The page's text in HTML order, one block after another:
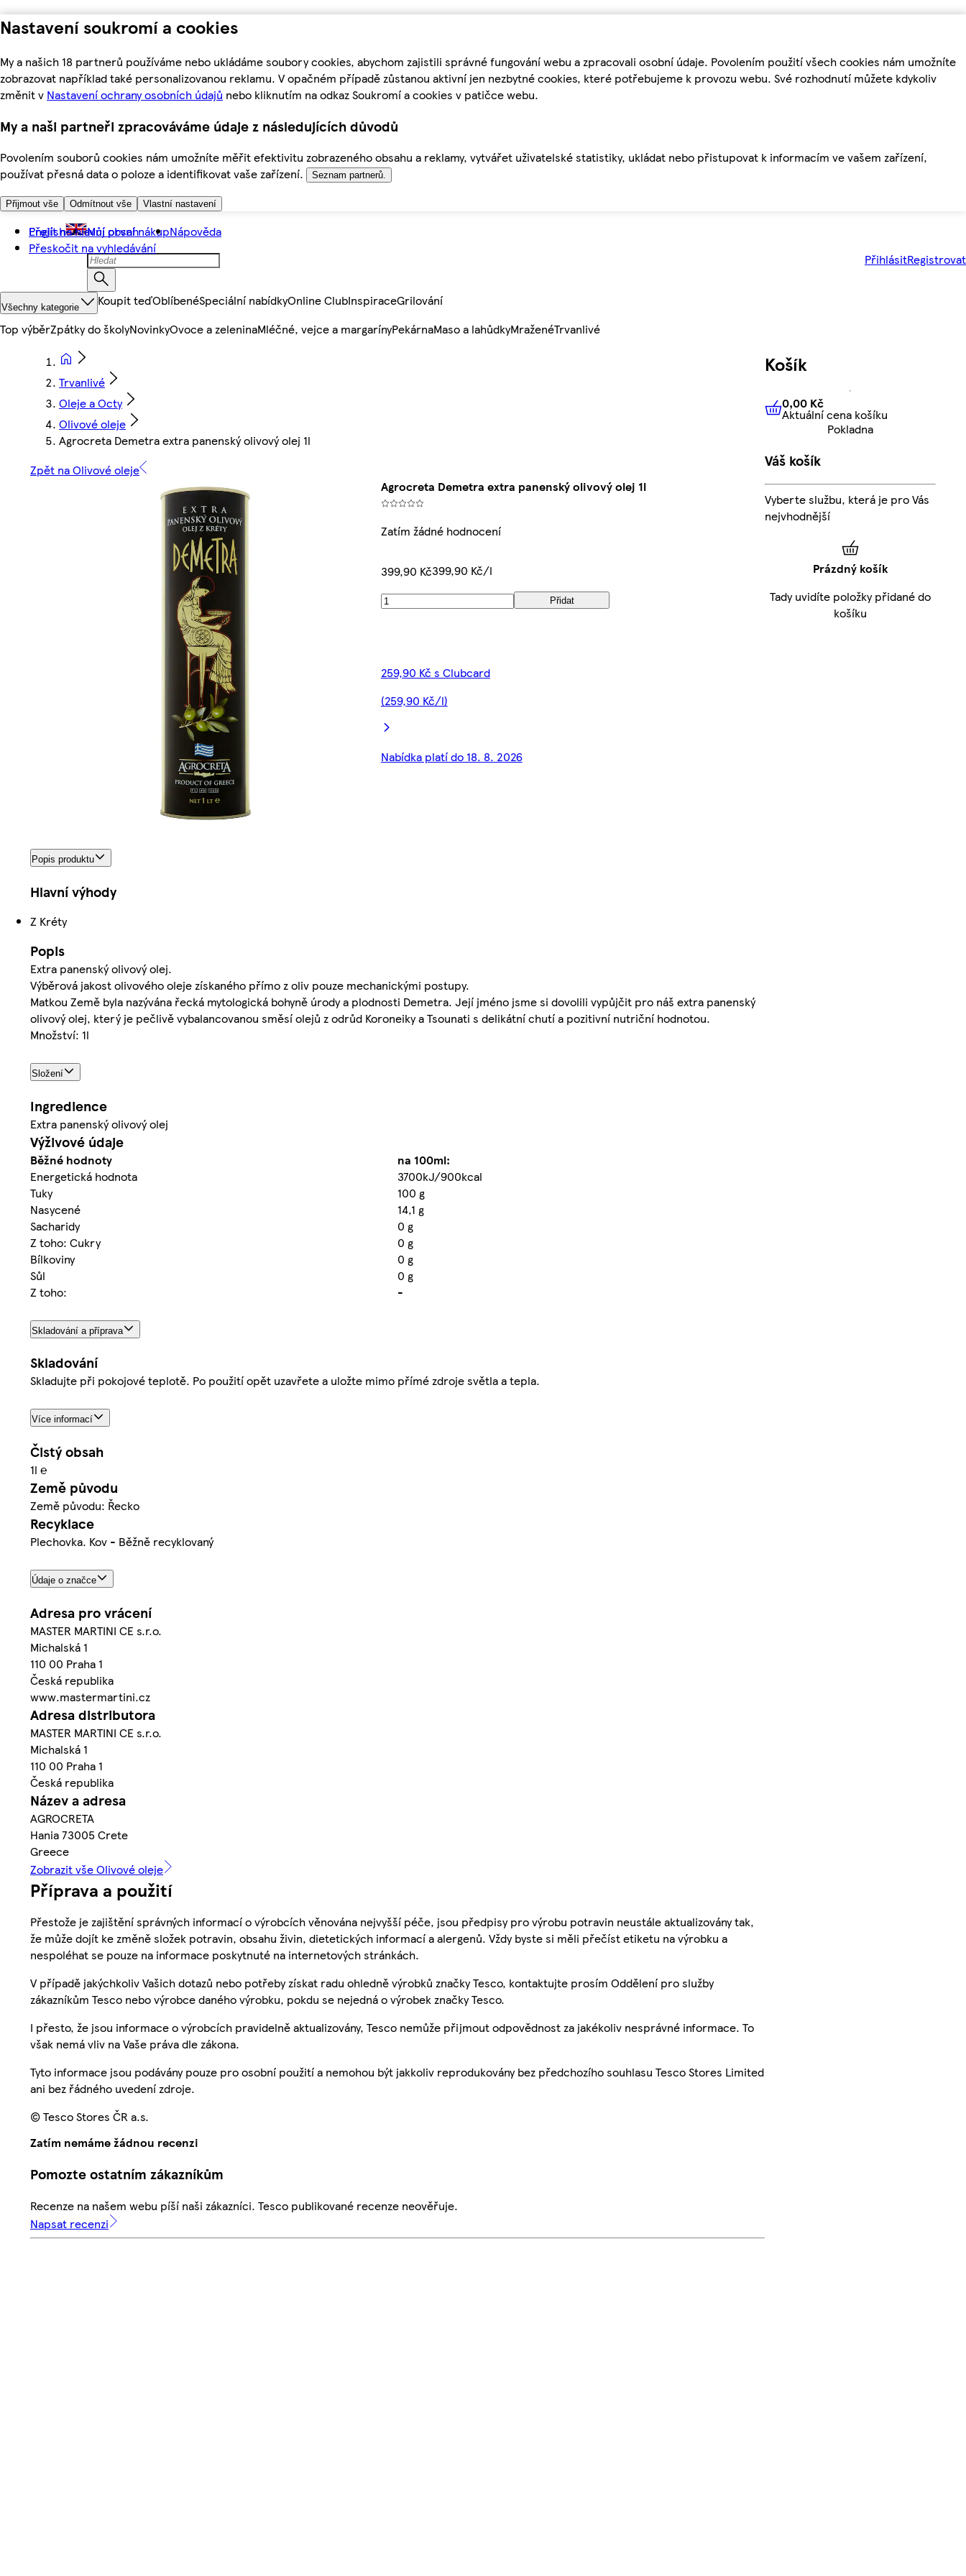
Nastavení soukromí a cookies
My a našich 18 partnerů používáme nebo ukládáme soubory cookies, abychom zajistili správné fungování webu a zpracovali osobní údaje. Povolením použití všech cookies nám umožníte
zobrazovat například také personalizovanou reklamu. V opačném případě zůstanou aktivní jen nezbytné cookies, které potřebujeme k provozu webu. Své rozhodnutí můžete kdykoliv
změnit v Nastavení ochrany osobních údajů nebo kliknutím na odkaz Soukromí a cookies v patičce webu.
My a naši partneři zpracováváme údaje z následujících důvodů
Povolením souborů cookies nám umožníte měřit efektivitu zobrazeného obsahu a reklamy, vytvářet uživatelské statistiky, ukládat nebo přistupovat k informacím ve vašem zařízení,
používat přesná data o poloze a identifikovat vaše zařízení.
Seznam partnerů.
Přijmout vše Odmítnout vše Vlastní nastavení
Přejít na hlavní obsah
Přeskočit na vyhledávání
English Můj první nákupNápověda
PřihlásitRegistrovat
Všechny kategorie Koupit teďOblíbenéSpeciální nabídkyOnline ClubInspiraceGrilování
Top výběrZpátky do školyNovinkyOvoce a zeleninaMléčné, vejce a margarínyPekárnaMaso a lahůdkyMraženéTrvanlivé
Trvanlivé
Oleje a Octy
Olivové oleje
Agrocreta Demetra extra panenský olivový olej 1l
Zpět na Olivové oleje
Agrocreta Demetra extra panenský olivový olej 1l
Zatím žádné hodnocení
399,90 Kč399,90 Kč/l
Přidat
259,90 Kč s Clubcard
(259,90 Kč/l)
Nabídka platí do 18. 8. 2026
Popis produktu
Hlavní výhody
Z Kréty
Popis
Extra panenský olivový olej.
Výběrová jakost olivového oleje získaného přímo z oliv pouze mechanickými postupy.
Matkou Země byla nazývána řecká mytologická bohyně úrody a plodnosti Demetra. Její jméno jsme si dovolili vypůjčit pro náš extra panenský
olivový olej, který je pečlivě vybalancovanou směsí olejů z odrůd Koroneiky a Tsounati s delikátní chutí a pozitivní nutriční hodnotou.
Množství: 1l
Složení
Ingredience
Extra panenský olivový olej
Výživové údaje
Běžné hodnoty
na 100ml:
Energetická hodnota
3700kJ/900kcal
Tuky
100 g
Nasycené
14,1 g
Sacharidy
0 g
Z toho: Cukry
0 g
Bílkoviny
0 g
Sůl
0 g
Z toho:
-
Skladování a příprava
Skladování
Skladujte při pokojové teplotě. Po použití opět uzavřete a uložte mimo přímé zdroje světla a tepla.
Více informací
Čistý obsah
1l ℮
Země původu
Země původu: Řecko
Recyklace
Plechovka. Kov - Běžně recyklovaný
Údaje o značce
Adresa pro vrácení
MASTER MARTINI CE s.r.o.
Michalská 1
110 00 Praha 1
Česká republika
www.mastermartini.cz
Adresa distributora
MASTER MARTINI CE s.r.o.
Michalská 1
110 00 Praha 1
Česká republika
Název a adresa
AGROCRETA
Hania 73005 Crete
Greece
Zobrazit vše Olivové oleje
Příprava a použití
Přestože je zajištění správných informací o výrobcích věnována nejvyšší péče, jsou předpisy pro výrobu potravin neustále aktualizovány tak,
že může dojít ke změně složek potravin, obsahu živin, dietetických informací a alergenů. Vždy byste si měli přečíst etiketu na výrobku a
nespoléhat se pouze na informace poskytnuté na internetových stránkách.
V případě jakýchkoliv Vašich dotazů nebo potřeby získat radu ohledně výrobků značky Tesco, kontaktujte prosím Oddělení pro služby
zákazníkům Tesco nebo výrobce daného výrobku, pokdu se nejedná o výrobek značky Tesco.
I přesto, že jsou informace o výrobcích pravidelně aktualizovány, Tesco nemůže přijmout odpovědnost za jakékoliv nesprávné informace. To
však nemá vliv na Vaše práva dle zákona.
Tyto informace jsou podávány pouze pro osobní použití a nemohou být jakkoliv reprodukovány bez předchozího souhlasu Tesco Stores Limited
ani bez řádného uvedení zdroje.
© Tesco Stores ČR a.s.
Zatím nemáme žádnou recenzi
Pomozte ostatním zákazníkům
Recenze na našem webu píší naši zákazníci. Tesco publikované recenze neověřuje.
Napsat recenzi
Košík
0,00 KčAktuální cena košíku
0,00 Kč
Aktuální cena košíku
Pokladna
Váš košík
Vyberte službu, která je pro Vás
nejvhodnější
Prázdný košík
Tady uvidíte položky přidané do
košíku